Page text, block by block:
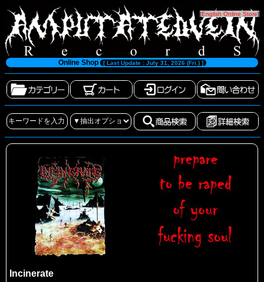
[English Online Store]
Online Shop [ Last Update : July 31, 2026 (Fri.) ]
Incinerate